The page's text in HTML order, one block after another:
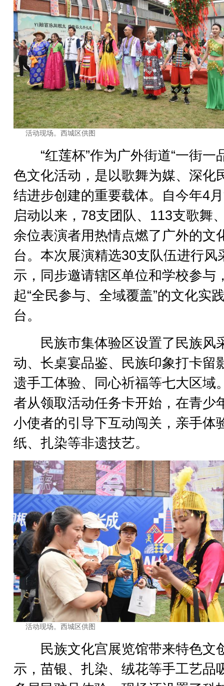
活动现场。西城区供图
“红莲杯”作为广外街道“一街一
色文化活动，是以歌舞为媒、深化
结进步创建的重要载体。自今年4
启动以来，78支团队、113支歌舞
余位表演者用热情点燃了广外的文
台。本次展演精选30支队伍进行风
示，同步邀请辖区单位和学校参与
起“全民参与、全域覆盖”的文化实
台。
民族市集体验区设置了民族风
动、长桌宴品鉴、民族印象打卡留
遗手工体验、同心祈福等七大区域
者从领取活动任务卡开始，在青少
小使者的引导下互动闯关，亲手体
纸、扎染等非遗技艺。
活动现场。西城区供图
民族文化宫展览馆带来特色文
示，苗银、扎染、绒花等手工艺品